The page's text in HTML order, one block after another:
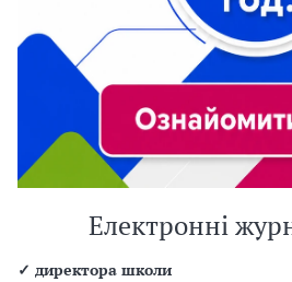
Електронні
✓ директора школи